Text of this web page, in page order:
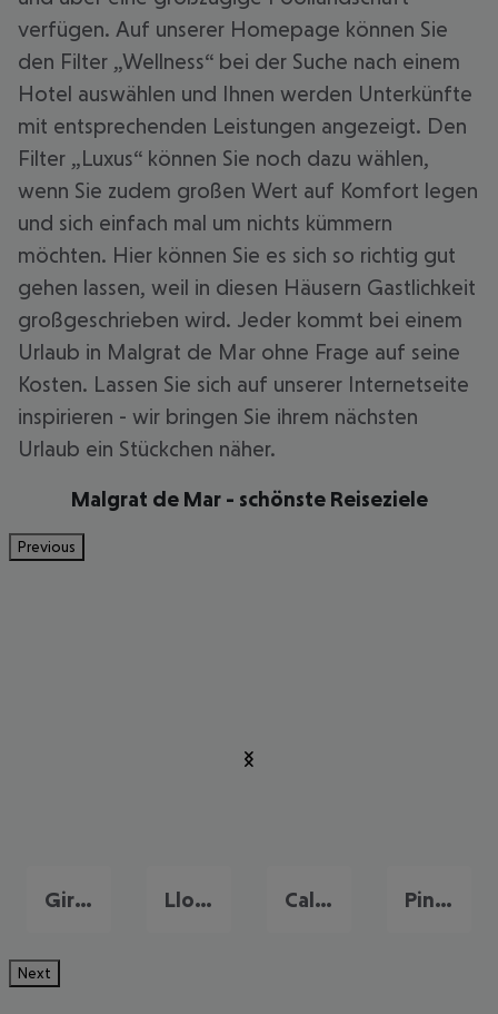
verfügen. Auf unserer Homepage können Sie
den Filter „Wellness“ bei der Suche nach einem
Hotel auswählen und Ihnen werden Unterkünfte
mit entsprechenden Leistungen angezeigt. Den
Filter „Luxus“ können Sie noch dazu wählen,
wenn Sie zudem großen Wert auf Komfort legen
und sich einfach mal um nichts kümmern
möchten. Hier können Sie es sich so richtig gut
gehen lassen, weil in diesen Häusern Gastlichkeit
großgeschrieben wird. Jeder kommt bei einem
Urlaub in Malgrat de Mar ohne Frage auf seine
Kosten. Lassen Sie sich auf unserer Internetseite
inspirieren - wir bringen Sie ihrem nächsten
Urlaub ein Stückchen näher.
Malgrat de Mar - schönste Reiseziele
Previous
Girona Lloret de Mar Calella Pineda de Mar
Next